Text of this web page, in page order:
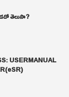
తెలుసా?
USERMANUAL